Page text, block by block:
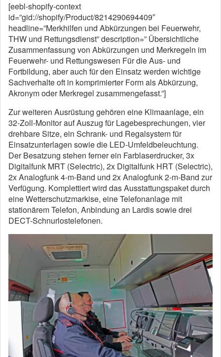
[eebl-shopify-context
id=”gid://shopify/Product/8214290694409″
headline=”Merkhilfen und Abkürzungen bei Feuerwehr,
THW und Rettungsdienst” description=” Übersichtliche
Zusammenfassung von Abkürzungen und Merkregeln im
Feuerwehr- und Rettungswesen Für die Aus- und
Fortbildung, aber auch für den Einsatz werden wichtige
Sachverhalte oft in komprimierter Form als Abkürzung,
Akronym oder Merkregel zusammengefasst.”]
Zur weiteren Ausrüstung gehören eine Klimaanlage, ein
32-Zoll-Monitor auf Auszug für Lagebesprechungen, vier
drehbare Sitze, ein Schrank- und Regalsystem für
Einsatzunterlagen sowie die LED-Umfeldbeleuchtung.
Der Besatzung stehen ferner ein Farblaserdrucker, 3x
Digitalfunk MRT (Selectric), 2x Digitalfunk HRT (Selectric),
2x Analogfunk 4-m-Band und 2x Analogfunk 2-m-Band zur
Verfügung. Komplettiert wird das Ausstattungspaket durch
eine Wetterschutzmarkise, eine Telefonanlage mit
stationärem Telefon, Anbindung an Lardis sowie drei
DECT-Schnurlostelefonen.